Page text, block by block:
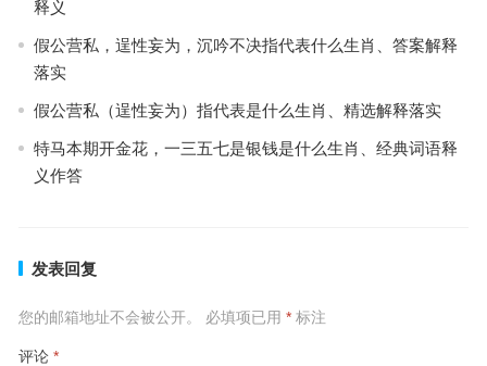
释义
假公营私，逞性妄为，沉吟不决指代表什么生肖、答案解释
落实
假公营私（逞性妄为）指代表是什么生肖、精选解释落实
特马本期开金花，一三五七是银钱是什么生肖、经典词语释
义作答
发表回复
您的邮箱地址不会被公开。 必填项已用 *标注
评论 *